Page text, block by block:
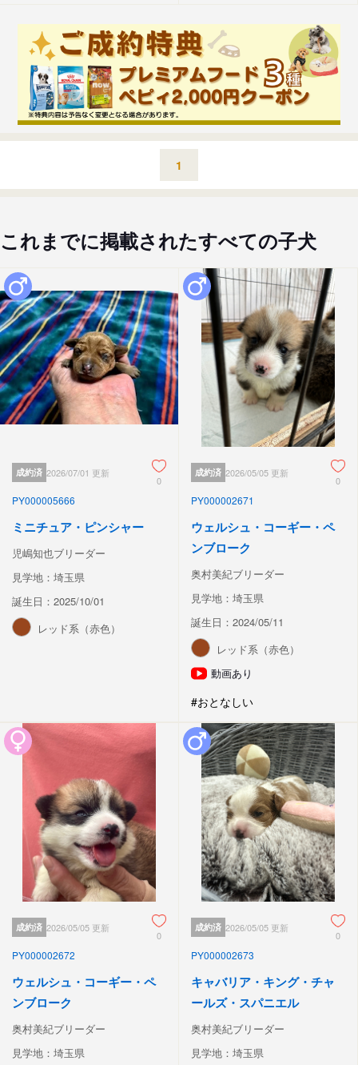
1
これまでに掲載されたすべての子犬
成約済 2026/07/01 更新
0
PY000005666
ミニチュア・ピンシャー
児嶋知也ブリーダー
見学地：埼玉県
誕生日：2025/10/01
レッド系（赤色）
成約済 2026/05/05 更新
0
PY000002671
ウェルシュ・コーギー・ペ
ンブローク
奥村美紀ブリーダー
見学地：埼玉県
誕生日：2024/05/11
レッド系（赤色）
動画あり
#おとなしい
成約済 2026/05/05 更新
0
PY000002672
ウェルシュ・コーギー・ペ
ンブローク
奥村美紀ブリーダー
見学地：埼玉県
成約済 2026/05/05 更新
0
PY000002673
キャバリア・キング・チャ
ールズ・スパニエル
奥村美紀ブリーダー
見学地：埼玉県